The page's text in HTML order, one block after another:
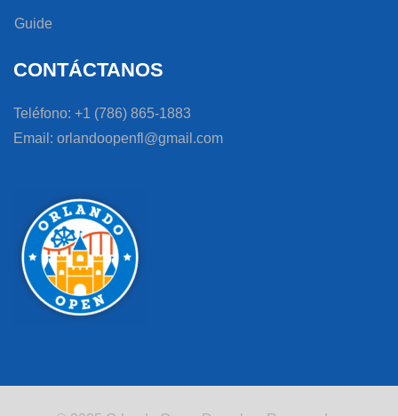
Guide
CONTÁCTANOS
Teléfono: +1 (786) 865-1883
Email: orlandoopenfl@gmail.com